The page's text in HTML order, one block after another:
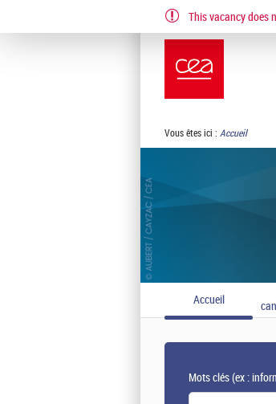
EN FR
Vous êtes ici : Accueil
Accueil
Mots clés(ex :
This vacancy does